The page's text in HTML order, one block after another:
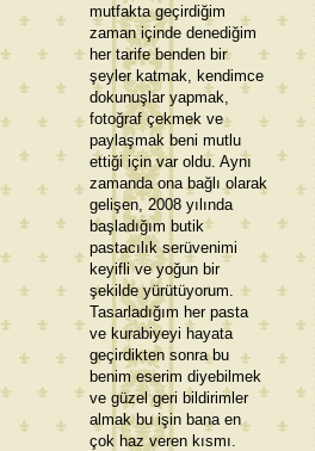
mutfakta geçirdiğim
zaman içinde denediğim
her tarife benden bir
şeyler katmak, kendimce
dokunuşlar yapmak,
fotoğraf çekmek ve
paylaşmak beni mutlu
ettiği için var oldu. Aynı
zamanda ona bağlı olarak
gelişen, 2008 yılında
başladığım butik
pastacılık serüvenimi
keyifli ve yoğun bir
şekilde yürütüyorum.
Tasarladığım her pasta
ve kurabiyeyi hayata
geçirdikten sonra bu
benim eserim diyebilmek
ve güzel geri bildirimler
almak bu işin bana en
çok haz veren kısmı.